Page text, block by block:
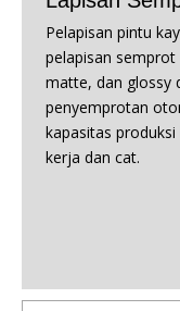
Pelapisan pintu
pelapisan
matte, dan glossy
penyemprotan
kapasitas
kerja dan cat.